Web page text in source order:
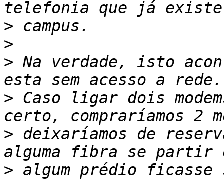
>
>
> Na verdade, isto
> Caso ligar dois
> deixaríamos de
> algum prédio ficasse